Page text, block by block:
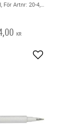
0,5 mm rund, För Artnr: 20-4, Artnr: 20-5019, Artnr: 20-5020, För VTSS4 / VTSS5 / VTSS7 ( Bild i texten )
KR
Add to